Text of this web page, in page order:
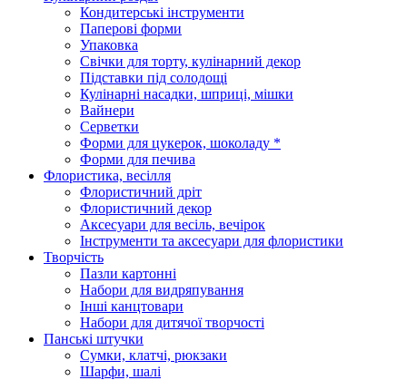
Кондитерські інструменти
Паперові форми
Упаковка
Свічки для торту, кулінарний декор
Підставки під солодощі
Кулінарні насадки, шприці, мішки
Вайнери
Серветки
Форми для цукерок, шоколаду *
Форми для печива
Флористика, весілля
Флористичний дріт
Флористичний декор
Аксесуари для весіль, вечірок
Інструменти та аксесуари для флористики
Творчість
Пазли картонні
Набори для видряпування
Інші канцтовари
Набори для дитячої творчості
Панські штучки
Сумки, клатчі, рюкзаки
Шарфи, шалі